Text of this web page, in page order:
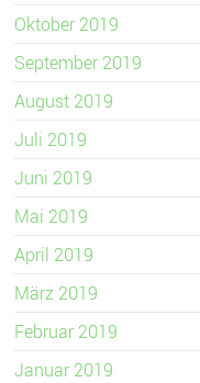
Oktober 2019
September 2019
August 2019
Juli 2019
Juni 2019
Mai 2019
April 2019
März 2019
Februar 2019
Januar 2019